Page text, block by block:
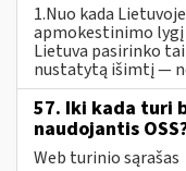
1.Nuo kada
apmokestinimo lygį
Lietuva pasirinko
nustatytą išimtį —
57. Iki kada turi
naudojantis
Web turinio sąrašas